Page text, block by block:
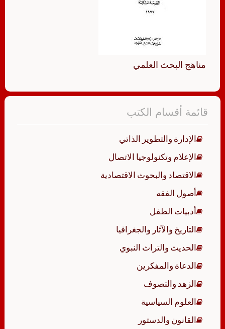
مناهج البحث العلمي
قائمة أقسام الكتب
الإدارة والتطوير الذاتي
الإعلام وتكنولوجيا الاتصال
الاقتصاد والبحوث الاقتصادية
أصول الفقه
أدبيات الطفل
التاريخ والآثار والجغرافيا
الحديث والتراث النبوي
الدعاة والمفكرين
الزهد والتصوف
العلوم السياسية
القانون والدستور